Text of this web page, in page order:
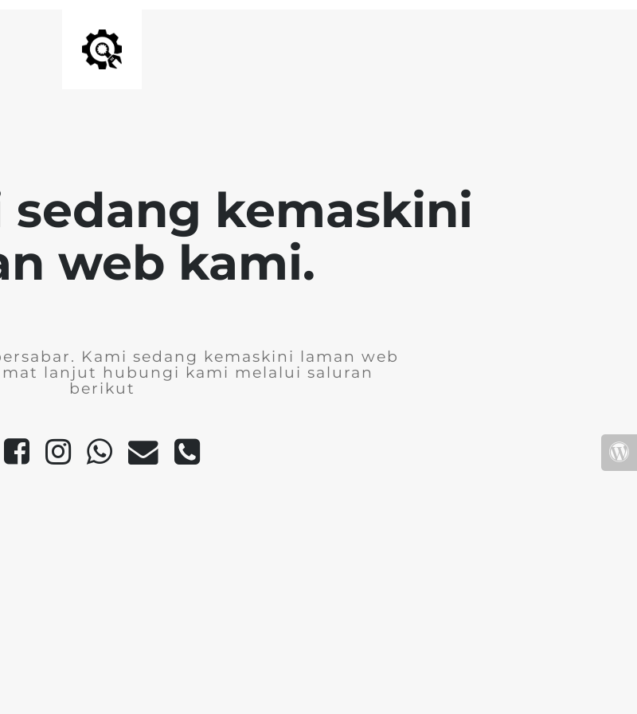
sedang kemaskini
web kami.
Kami sedang kemaskini laman web
lanjut hubungi kami melalui saluran
berikut